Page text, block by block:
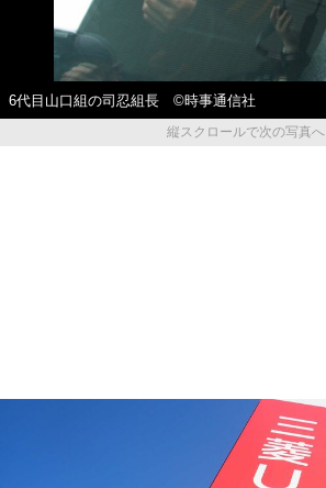
6代目山口組の司忍組長 ©時事通信社
縦スクロールで次の写真へ